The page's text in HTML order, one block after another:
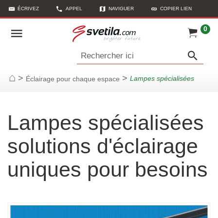
ÉCRIVEZ APPEL NAVIGUER COPIER LIEN
0
Rechercher ici
Page d'accueil
> Éclairage pour chaque espace > Lampes spécialisées
Lampes spécialisées
solutions d'éclairage
uniques pour besoins